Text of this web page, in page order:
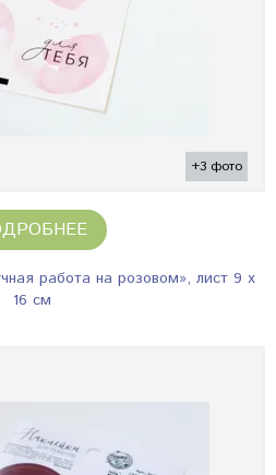
+3 фото
работа на розовом», лист 9 х
16 см